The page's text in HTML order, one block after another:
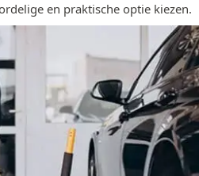
en praktische optie kiezen.